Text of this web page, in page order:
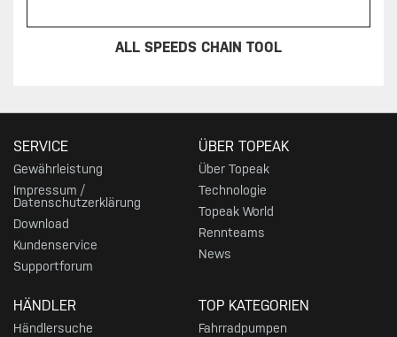
ALL SPEEDS CHAIN TOOL
SERVICE
Gewährleistung
Impressum /
Datenschutzerklärung
Download
Kundenservice
Supportforum
ÜBER TOPEAK
Über Topeak
Technologie
Topeak World
Rennteams
News
HÄNDLER
Händlersuche
TOP KATEGORIEN
Fahrradpumpen